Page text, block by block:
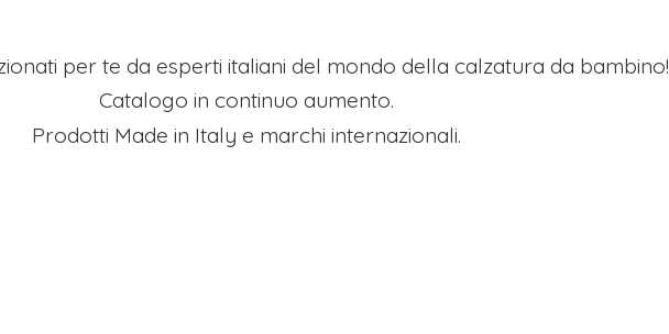
per te da esperti italiani del mondo della calzatura da bambino!
Catalogo in continuo aumento.
Prodotti Made in Italy e marchi internazionali.